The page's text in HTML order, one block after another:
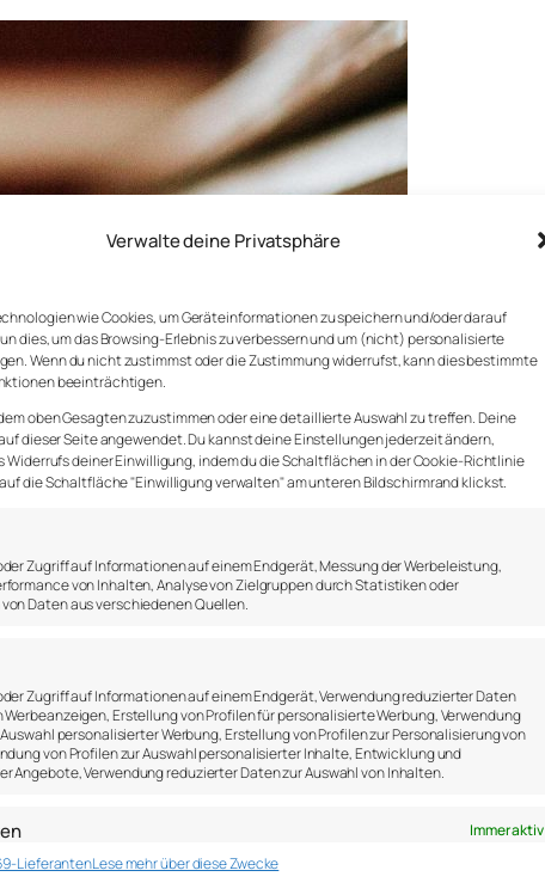
Verwalte deine Privatsphäre
wie Cookies, um Geräteinformationen zu speichern und/oder darauf
dies, um das Browsing-Erlebnis zu verbessern und um (nicht) personalisierte
Wenn du nicht zustimmst oder die Zustimmung widerrufst, kann dies bestimmte
beeinträchtigen.
oben Gesagten zuzustimmen oder eine detaillierte Auswahl zu treffen. Deine
dieser Seite angewendet. Du kannst deine Einstellungen jederzeit ändern,
deiner Einwilligung, indem du die Schaltflächen in der Cookie-Richtlinie
die Schaltfläche "Einwilligung verwalten" am unteren Bildschirmrand klickst.
Zugriff auf Informationen auf einem Endgerät, Messung der Werbeleistung,
von Inhalten, Analyse von Zielgruppen durch Statistiken oder
Daten aus verschiedenen Quellen.
Zugriff auf Informationen auf einem Endgerät, Verwendung reduzierter Daten
Werbeanzeigen, Erstellung von Profilen für personalisierte Werbung, Verwendung
personalisierter Werbung, Erstellung von Profilen zur Personalisierung von
von Profilen zur Auswahl personalisierter Inhalte, Entwicklung und
Angebote, Verwendung reduzierter Daten zur Auswahl von Inhalten.
Immer aktiv
Kombination von Daten aus unterschiedlichen Quellen, Verknüpfung
LieferantenLese mehr über diese Zwecke